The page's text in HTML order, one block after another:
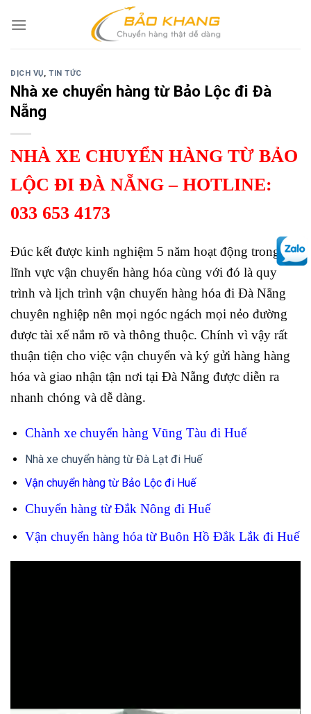
DỊCH VỤ,TIN TỨC
Nhà xe chuyển hàng từ Bảo Lộc đi Đà
Nẵng
NHÀ XE CHUYỂN HÀNG TỪ BẢO
LỘC ĐI ĐÀ NẴNG – HOTLINE:
033 653 4173
Đúc kết được kinh nghiệm 5 năm hoạt động trong
lĩnh vực vận chuyển hàng hóa cùng với đó là quy
trình và lịch trình vận chuyển hàng hóa đi Đà Nẵng
chuyên nghiệp nên mọi ngóc ngách mọi nẻo đường
được tài xế nắm rõ và thông thuộc. Chính vì vậy rất
thuận tiện cho việc vận chuyển và ký gửi hàng hàng
hóa và giao nhận tận nơi tại Đà Nẵng được diễn ra
nhanh chóng và dễ dàng.
Chành xe chuyển hàng Vũng Tàu đi Huế
Nhà xe chuyển hàng từ Đà Lạt đi Huế
Vận chuyển hàng từ Bảo Lộc đi Huế
Chuyển hàng từ Đắk Nông đi Huế
Vận chuyển hàng hóa từ Buôn Hồ Đắk Lắk đi Huế